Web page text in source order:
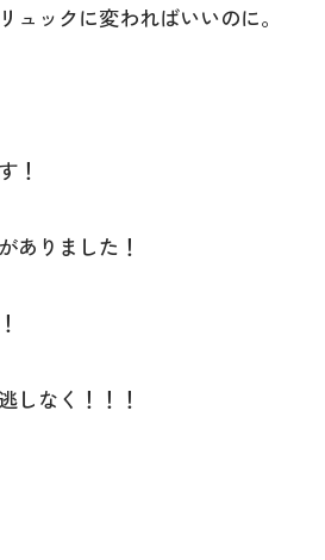
ュックに変わればいいのに。
！
ありました！
しなく！！！